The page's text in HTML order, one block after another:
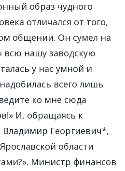
образ чудного
отличался от того,
общении. Он сумел на
всю нашу заводскую
у нас умной и
всего лишь
ко мне сюда
И, обращаясь к
Владимир Георгиевич*,
области
Министр финансов